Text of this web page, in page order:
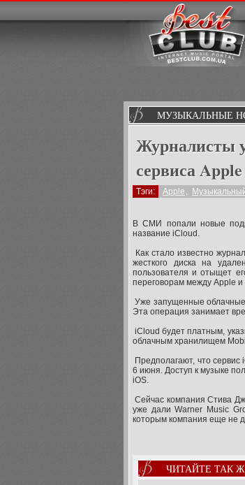
МУЗЫКАЛЬНЫЕ
Журналисты
сервиса Apple
Тэги: Apple ,
В СМИ попали новые
название iCloud.
Как стало известно
жесткого диска на
пользователя и отыщет
переговорам между Apple
Уже запущенные облачные
Эта операция занимает
iCloud будет платным,
облачным хранилищем
Предполагают, что
6 июня. Доступ к музыке
iOS.
Сейчас компания Стива
уже дали Warner Music
которым компания еще не
ЧИТАЙТЕ ТАК